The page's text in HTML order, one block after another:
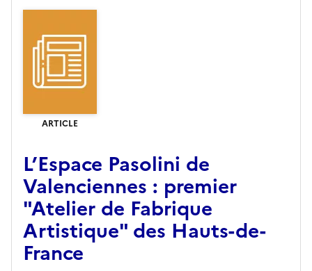
ARTICLE
L’Espace Pasolini de
Valenciennes : premier
"Atelier de Fabrique
Artistique" des Hauts-de-
France